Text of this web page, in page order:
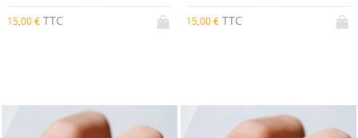
15,00 € TTC 15,00 € TTC